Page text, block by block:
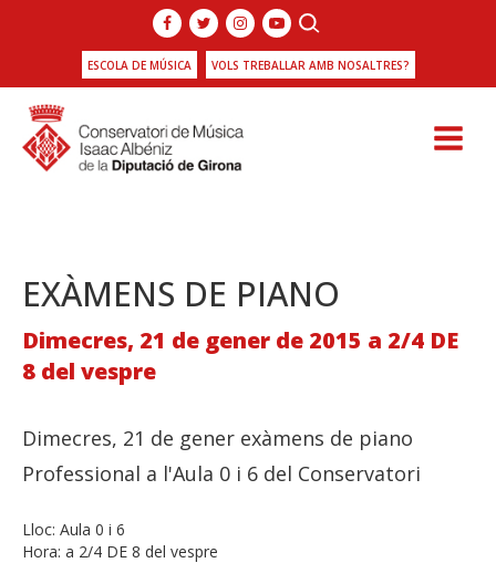
ESCOLA DE MÚSICA VOLS TREBALLAR AMB NOSALTRES?
EXÀMENS DE PIANO
Dimecres, 21 de gener de 2015 a 2/4 DE
8 del vespre
Dimecres, 21 de gener exàmens de piano
Professional a l'Aula 0 i 6 del Conservatori
Lloc: Aula 0 i 6
Hora: a 2/4 DE 8 del vespre